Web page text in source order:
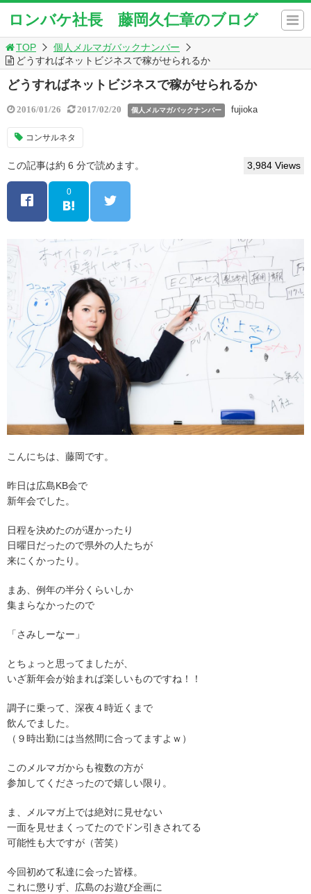
ロンバケ社長 藤岡久仁章のブログ
TOP
個人メルマガバックナンバー
どうすればネットビジネスで稼がせられるか
どうすればネットビジネスで稼がせられるか
2016/01/26 2017/02/20 個人メルマガバックナンバー fujioka
コンサルネタ
この記事は約 6 分で読めます。 3,984 Views
0
こんにちは、藤岡です。
昨日は広島KB会で
新年会でした。
日程を決めたのが遅かったり
日曜日だったので県外の人たちが
来にくかったり。
まあ、例年の半分くらいしか
集まらなかったので
「さみしーなー」
とちょっと思ってましたが、
いざ新年会が始まれば楽しいものですね！！
調子に乗って、深夜４時近くまで
飲んでました。
（９時出勤には当然間に合ってますよｗ）
このメルマガからも複数の方が
参加してくださったので嬉しい限り。
ま、メルマガ上では絶対に見せない
一面を見せまくってたのでドン引きされてる
可能性も大ですが（苦笑）
今回初めて私達に会った皆様。
これに懲りず、広島のお遊び企画に